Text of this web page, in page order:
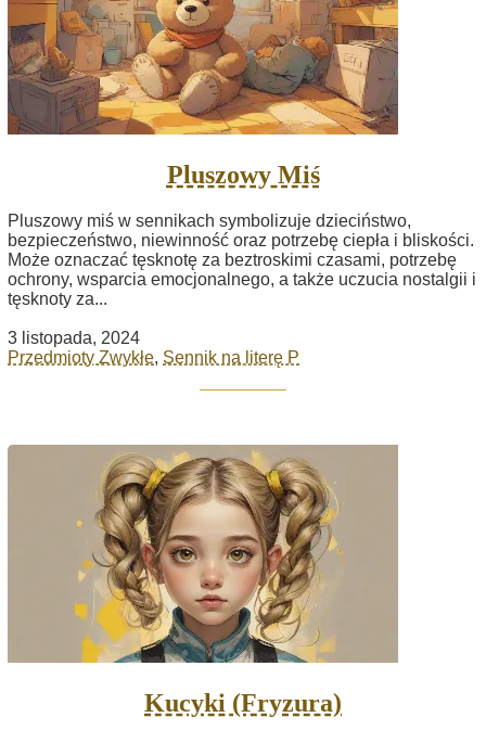
Pluszowy Miś
Pluszowy miś w sennikach symbolizuje dzieciństwo,
bezpieczeństwo, niewinność oraz potrzebę ciepła i bliskości.
Może oznaczać tęsknotę za beztroskimi czasami, potrzebę
ochrony, wsparcia emocjonalnego, a także uczucia nostalgii i
tęsknoty za...
3 listopada, 2024
Przedmioty Zwykłe, Sennik na literę P
Kucyki (Fryzura)